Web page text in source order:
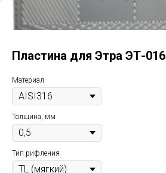
Пластина для Этра ЭТ-016
Материал
Толщина, мм
Тип рифления